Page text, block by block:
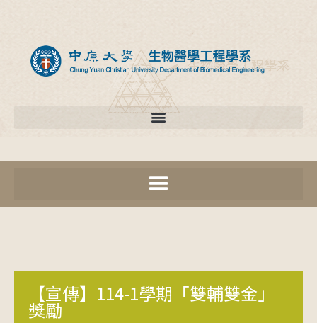
【宣傳】114-1學期「雙輔雙金」
獎勵